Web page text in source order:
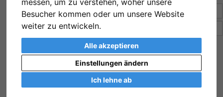
Besucher kommen oder um unsere Website
weiter zu entwickeln.
Alle akzeptieren
Ich lehne ab
Einstellungen ändern
Sortierung: Preis